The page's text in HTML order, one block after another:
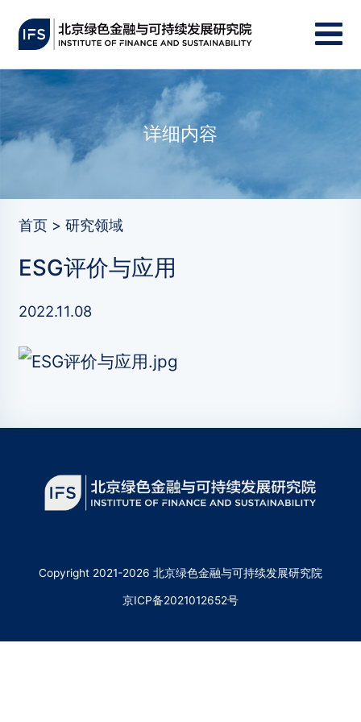
详细内容
首页 > 研究领域
ESG评价与应用
2022.11.08
Copyright 2021-2026 北京绿色金融与可持续发展研究院
京ICP备2021012652号